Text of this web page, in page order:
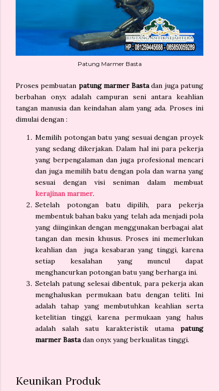
Patung Marmer Basta
Proses pembuatan patung marmer Bastadan juga patung
berbahan onyx adalah campuran seni antara keahlian
tangan manusia dan keindahan alam yang ada. Proses ini
dimulai dengan :
Memilih potongan batu yang sesuai dengan proyek
yang sedang dikerjakan. Dalam hal ini para pekerja
yang berpengalaman dan juga profesional mencari
dan juga memilih batu dengan pola dan warna yang
sesuai dengan visi seniman dalam membuat
kerajinan marmer.
Setelah potongan batu dipilih, para pekerja
membentuk bahan baku yang telah ada menjadi pola
yang diinginkan dengan menggunakan berbagai alat
tangan dan mesin khusus. Proses ini memerlukan
keahlian dan juga kesabaran yang tinggi, karena
setiap kesalahan yang muncul dapat
menghancurkan potongan batu yang berharga ini.
Setelah patung selesai dibentuk, para pekerja akan
menghaluskan permukaan batu dengan teliti. Ini
adalah tahap yang membutuhkan keahlian serta
ketelitian tinggi, karena permukaan yang halus
adalah salah satu karakteristik utama patung
marmer Bastadan onyx yang berkualitas tinggi.
Keunikan Produk